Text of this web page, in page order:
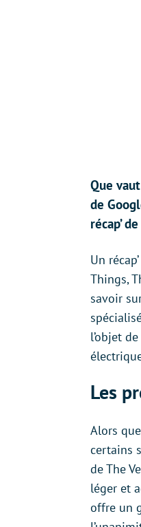
Que
de
récap’
Un
Things,
savoir
l’objet
Les
Alors
certains
de The
léger et
offre un